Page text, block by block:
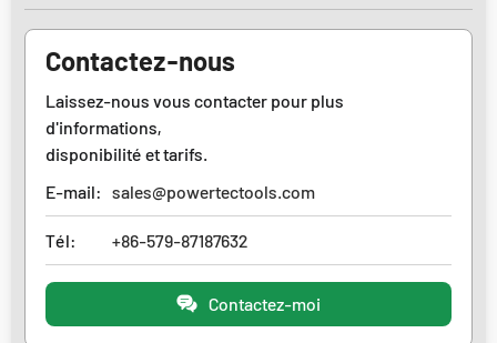
Contactez-nous
Laissez-nous vous contacter pour plus
d'informations,
disponibilité et tarifs.
E-mail: sales@powertectools.com
Tél: +86-579-87187632
Contactez-moi